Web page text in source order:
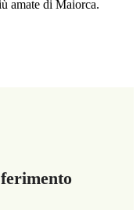
amate di Maiorca.